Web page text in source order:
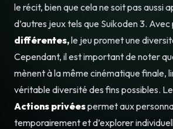
le récit, bien que cela ne soit pas aussi
d’autres jeux tels que Suikoden 3. Avec
différentes,le jeu promet une
Cependant, il est important de noter
mènent à la même cinématique finale,
véritable diversité des fins possibles.
Actions privéespermet aux
temporairement et d’explorer